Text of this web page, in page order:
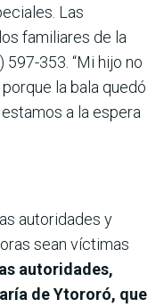
Las
familiares de la
353. “Mi hijo no
la bala quedó
a la espera
autoridades y
sean víctimas
autoridades,
de Ytororó, que